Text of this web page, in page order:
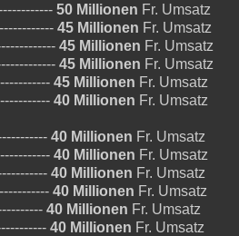
50 Millionen Fr. Umsatz
45 Millionen Fr. Umsatz
45 Millionen Fr. Umsatz
45 Millionen Fr. Umsatz
45 Millionen Fr. Umsatz
40 Millionen Fr. Umsatz
40 Millionen Fr. Umsatz
40 Millionen Fr. Umsatz
40 Millionen Fr. Umsatz
40 Millionen Fr. Umsatz
40 Millionen Fr. Umsatz
40 Millionen Fr. Umsatz